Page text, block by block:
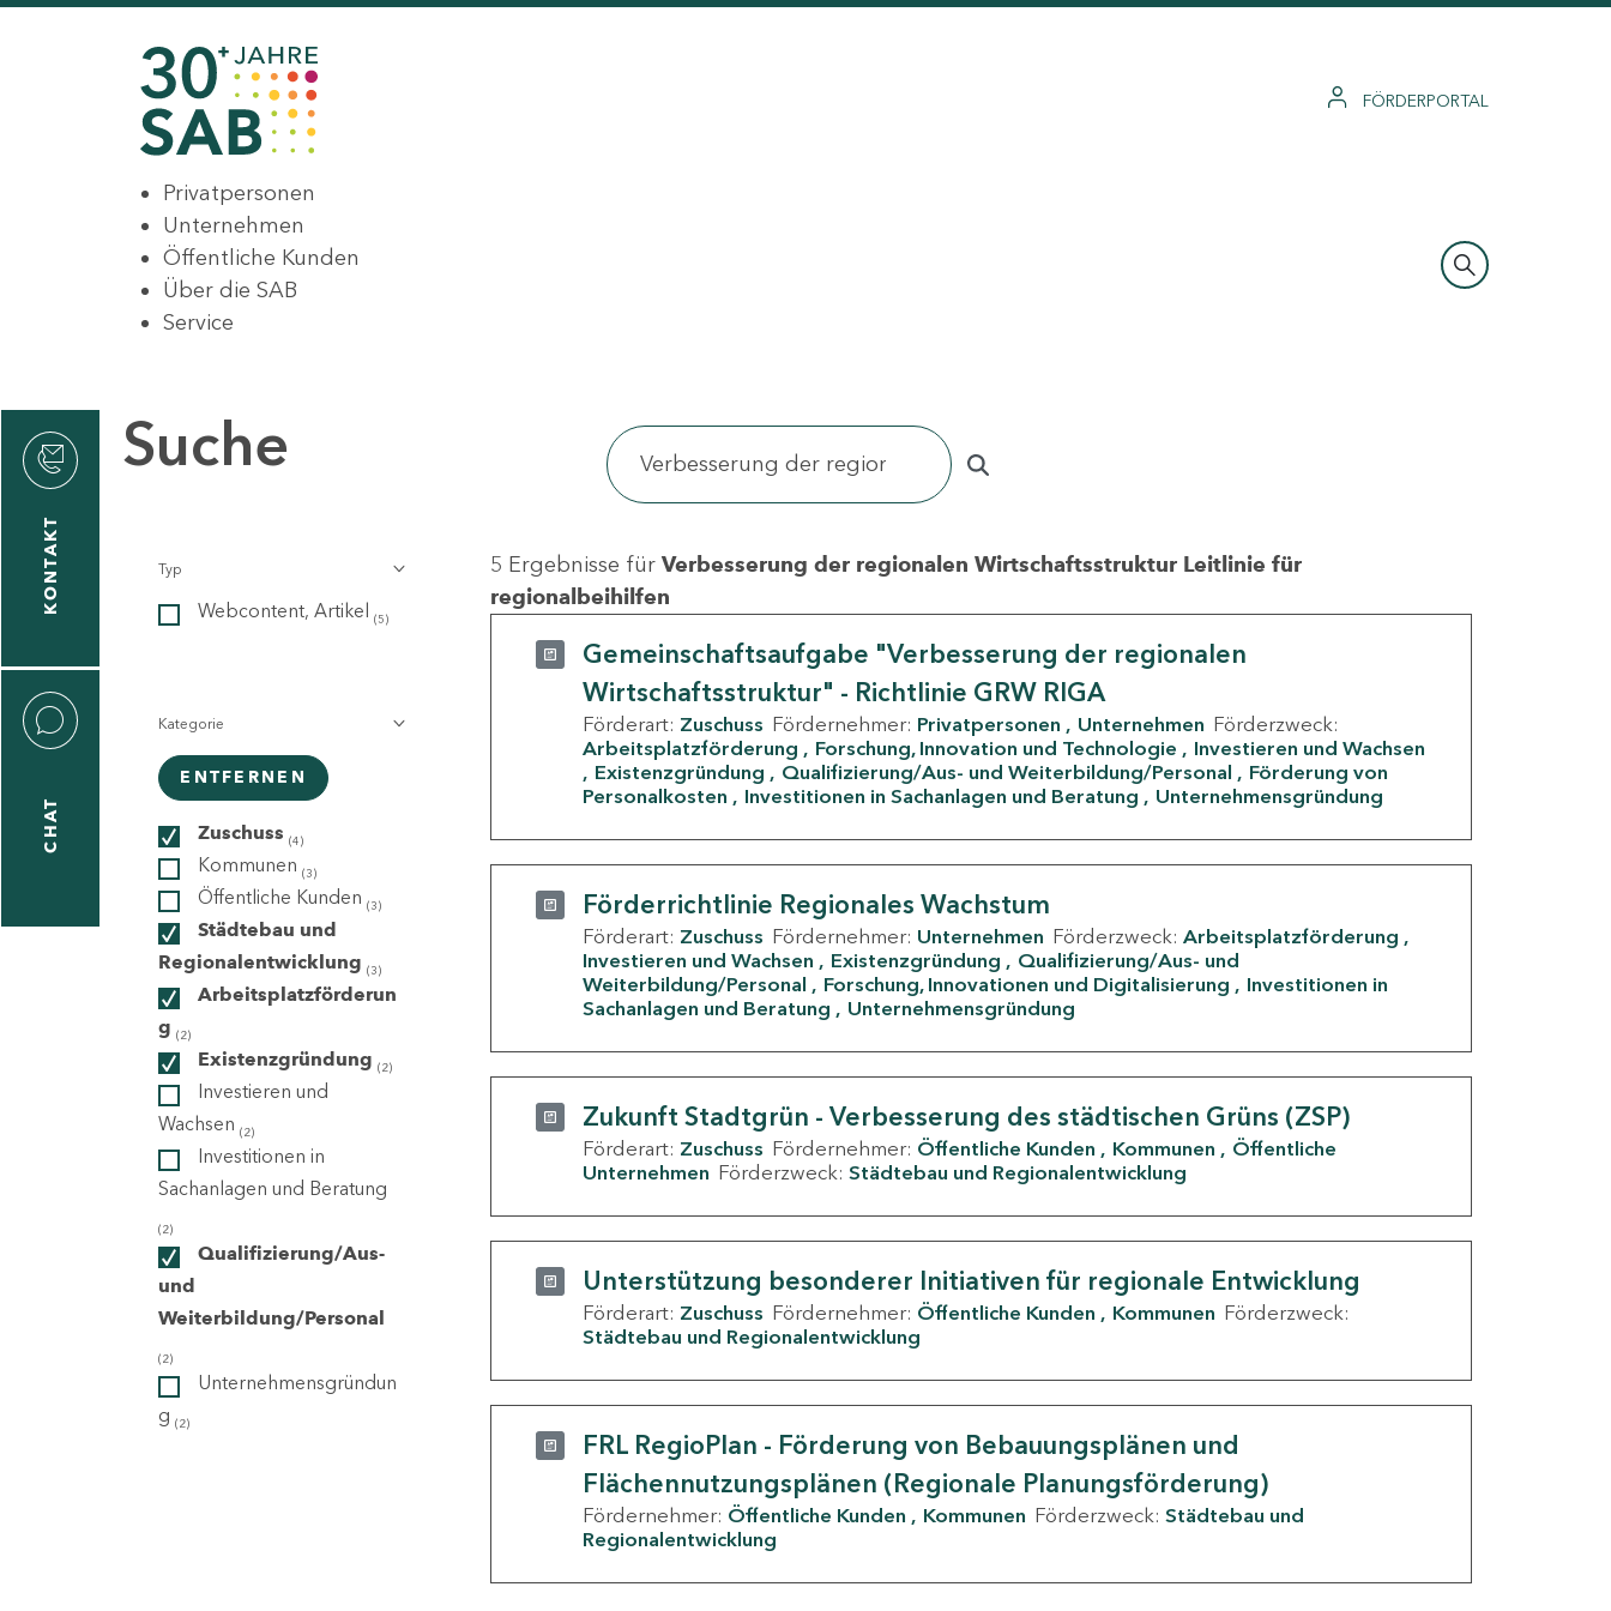
FÖRDERPORTAL
Privatpersonen
Unternehmen
Öffentliche Kunden
Über die SAB
Service
KONTAKT
CHAT
Suche
Typ
Webcontent, Artikel (5)
Kategorie
ENTFERNEN
Zuschuss (4)
Kommunen (3)
Öffentliche Kunden (3)
Städtebau und
Regionalentwicklung (3)
Arbeitsplatzförderun
g (2)
Existenzgründung (2)
Investieren und
Wachsen (2)
Investitionen in
Sachanlagen und Beratung
(2)
Qualifizierung/Aus-
und
Weiterbildung/Personal
(2)
Unternehmensgründun
g (2)
5 Ergebnisse für Verbesserung der regionalen Wirtschaftsstruktur Leitlinie für
regionalbeihilfen
Gemeinschaftsaufgabe "Verbesserung der regionalen
Wirtschaftsstruktur" - Richtlinie GRW RIGA
Förderart: Zuschuss Fördernehmer: Privatpersonen Unternehmen Förderzweck:
Arbeitsplatzförderung
Forschung, Innovation und Technologie
Investieren und Wachsen
Existenzgründung
Qualifizierung/Aus- und Weiterbildung/Personal
Förderung von
Personalkosten
Investitionen in Sachanlagen und Beratung Unternehmensgründung
Förderrichtlinie Regionales Wachstum
Förderart: Zuschuss Fördernehmer: Unternehmen Förderzweck: Arbeitsplatzförderung
Investieren und Wachsen
Existenzgründung
Qualifizierung/Aus- und
Weiterbildung/Personal
Forschung, Innovationen und Digitalisierung
Investitionen in
Sachanlagen und Beratung
Unternehmensgründung
Zukunft Stadtgrün - Verbesserung des städtischen Grüns (ZSP)
Förderart: Zuschuss Fördernehmer: Öffentliche Kunden Kommunen
Öffentliche
Unternehmen Förderzweck: Städtebau und Regionalentwicklung
Unterstützung besonderer Initiativen für regionale Entwicklung
Förderart: Zuschuss Fördernehmer: Öffentliche Kunden Kommunen Förderzweck:
Städtebau und Regionalentwicklung
FRL RegioPlan - Förderung von Bebauungsplänen und
Flächennutzungsplänen (Regionale Planungsförderung)
Fördernehmer: Öffentliche Kunden Kommunen Förderzweck: Städtebau und
Regionalentwicklung